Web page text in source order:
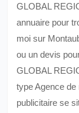
GLOBAL
annuaire pour
moi sur
ou un devis
GLOBAL
type Agence
publicitaire se